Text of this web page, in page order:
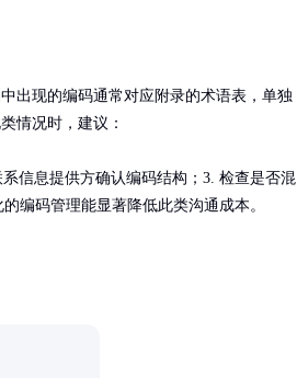
出现的编码通常对应附录的术语表，单独
情况时，建议：
信息提供方确认编码结构；3. 检查是否混
编码管理能显著降低此类沟通成本。